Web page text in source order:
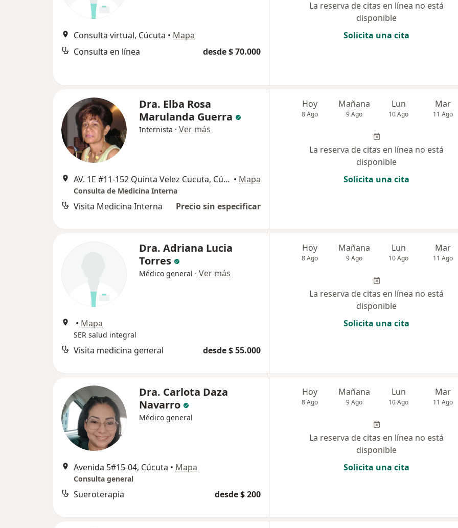
Consulta virtual, Cúcuta • Mapa
Consulta en línea
desde $ 70.000
La reserva de citas en línea no está
disponible
Solicita una cita
Dra. Elba Rosa
Marulanda Guerra
Internista · Ver más
AV. 1E #11-152 Quinta Velez Cucuta, Cúcuta • Mapa
Consulta de Medicina Interna
Visita Medicina Interna Precio sin especificar
Hoy
8 Ago
Mañana
9 Ago
Lun
10 Ago
Mar
11 Ago
La reserva de citas en línea no está
disponible
Solicita una cita
Dra. Adriana Lucia
Torres
Médico general · Ver más
• Mapa
SER salud integral
Visita medicina general desde $ 55.000
Hoy
8 Ago
Mañana
9 Ago
Lun
10 Ago
Mar
11 Ago
La reserva de citas en línea no está
disponible
Solicita una cita
Dra. Carlota Daza
Navarro
Médico general
Avenida 5#15-04, Cúcuta • Mapa
Consulta general
Sueroterapia desde $ 200
Hoy
8 Ago
Mañana
9 Ago
Lun
10 Ago
Mar
11 Ago
La reserva de citas en línea no está
disponible
Solicita una cita